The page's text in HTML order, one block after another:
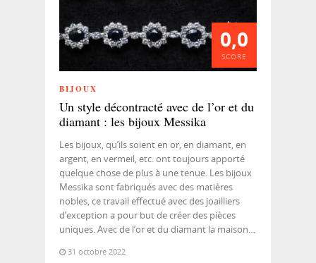
0,0
SCORE
BIJOUX
Un style décontracté avec de l’or et du
diamant : les bijoux Messika
Les bijoux, qu’ils soient en or, en diamant, en
argent, en vermeil, etc. ont toujours apporté
quelque chose de plus à une tenue. Les bijoux
Messika sont fabriqués avec des matières
nobles, ce travail effectué avec des joailliers
d’exception a pour but de créer des pièces
uniques. Avec de l’or et du diamant la maison…
31 octobre 2022